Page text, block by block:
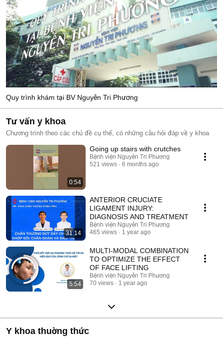
Quy trình khám tại BV Nguyễn Tri Phương
Tư vấn y khoa
Chương trình theo các chủ đề cụ thể, có những câu hỏi đáp về y khoa
0:54
Going up stairs with crutches
Bệnh viện Nguyễn Tri Phương
521 views
6 months ago
31:14
ANTERIOR CRUCIATE
LIGAMENT INJURY:
DIAGNOSIS AND TREATMENT
Bệnh viện Nguyễn Tri Phương
465 views
1 year ago
5:54
MULTI-MODAL COMBINATION
TO OPTIMIZE THE EFFECT
OF FACE LIFTING
Bệnh viện Nguyễn Tri Phương
70 views
1 year ago
Y khoa thuờng thức